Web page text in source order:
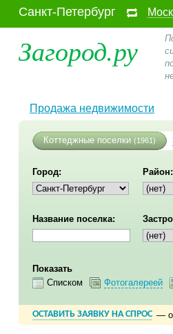
Санкт-Петербург
Загород.ру
Продажа недвижимости
Коттеджные поселки (1961)
Город: Район:
Название поселка:
Показать
Списком
Фотогалереей
ОСТАВИТЬ ЗАЯВКУ НА СПРОС —